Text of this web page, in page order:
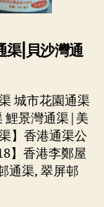
渠|貝沙灣通
城市花園通渠
鯉景灣通渠|美
】香港通渠公
】香港李鄭屋
通渠, 翠屏邨